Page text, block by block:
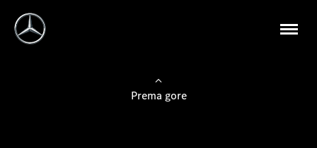
Prema gore